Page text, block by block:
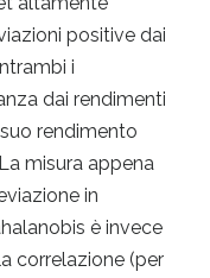
positive dai
i
dai rendimenti
rendimento
misura appena
in
è invece
correlazione (per